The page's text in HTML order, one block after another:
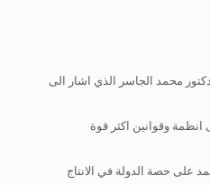
محمد الجاسر الذي اشار الى
انظمة وقوانين اكثر قوة
على حصة الدولة في الانتاج